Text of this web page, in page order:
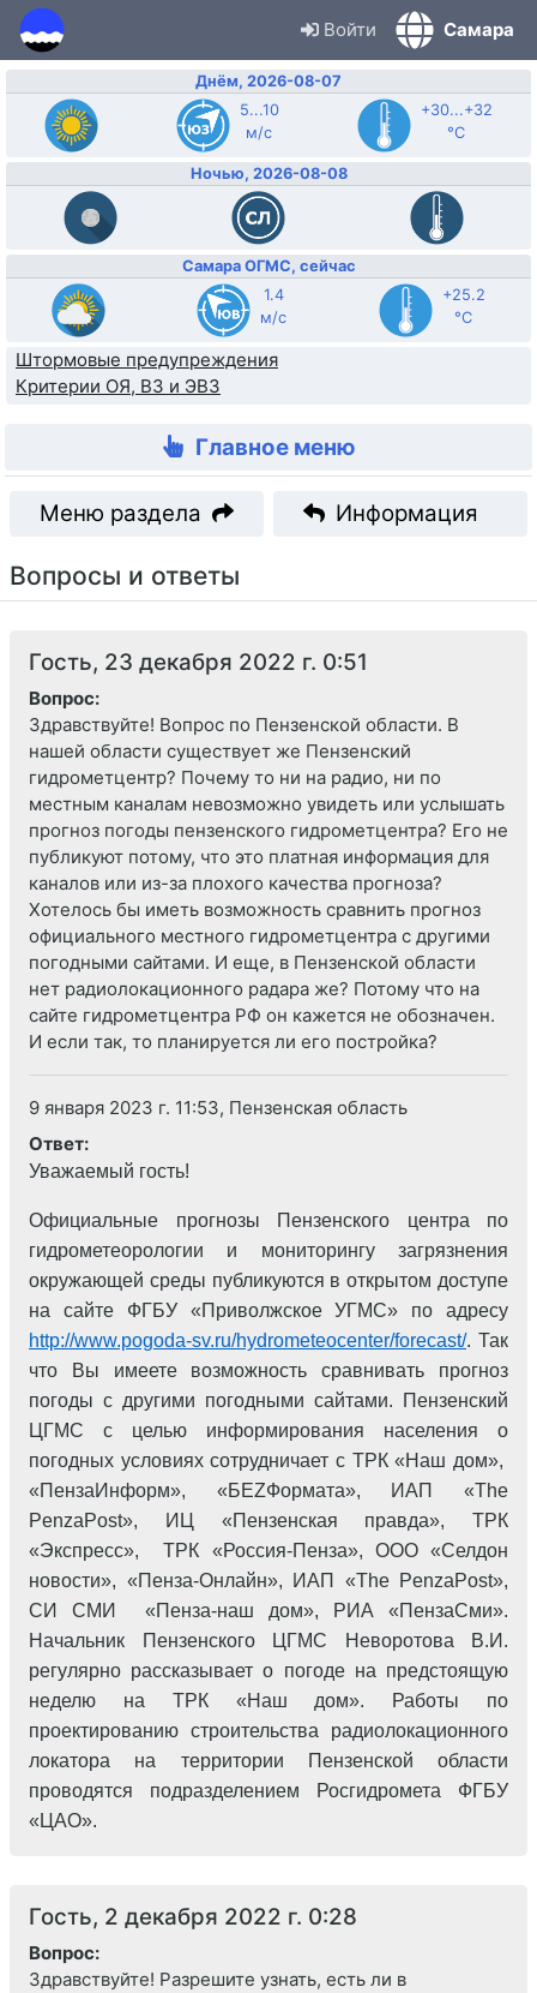
Войти Самара
Днём, 2026-08-07
5...10
м/с
+30...+32
°C
Ночью, 2026-08-08
Самара ОГМС, сейчас
1.4
м/с
+25.2
°C
Штормовые предупреждения
Критерии ОЯ, ВЗ и ЭВЗ
Главное меню
Меню раздела Информация
Вопросы и ответы
Гость, 23 декабря 2022 г. 0:51
Вопрос:
Здравствуйте! Вопрос по Пензенской области. В
нашей области существует же Пензенский
гидрометцентр? Почему то ни на радио, ни по
местным каналам невозможно увидеть или услышать
прогноз погоды пензенского гидрометцентра? Его не
публикуют потому, что это платная информация для
каналов или из-за плохого качества прогноза?
Хотелось бы иметь возможность сравнить прогноз
официального местного гидрометцентра с другими
погодными сайтами. И еще, в Пензенской области
нет радиолокационного радара же? Потому что на
сайте гидрометцентра РФ он кажется не обозначен.
И если так, то планируется ли его постройка?
9 января 2023 г. 11:53, Пензенская область
Ответ:
Уважаемый гость!
Официальные прогнозы Пензенского центра по
гидрометеорологии и мониторингу загрязнения
окружающей среды публикуются в открытом доступе
на сайте ФГБУ «Приволжское УГМС» по адресу
http://www.pogoda-sv.ru/hydrometeocenter/forecast/. Так
что Вы имеете возможность сравнивать прогноз
погоды с другими погодными сайтами. Пензенский
ЦГМС с целью информирования населения о
погодных условиях сотрудничает с ТРК «Наш дом»,
«ПензаИнформ», «БEZФормата», ИАП «The
PenzaPost», ИЦ «Пензенская правда», ТРК
«Экспресс», ТРК «Россия-Пенза», ООО «Селдон
новости», «Пенза-Онлайн», ИАП «The PenzaPost»,
СИ СМИ «Пенза-наш дом», РИА «ПензаСми».
Начальник Пензенского ЦГМС Неворотова В.И.
регулярно рассказывает о погоде на предстоящую
неделю на ТРК «Наш дом». Работы по
проектированию строительства радиолокационного
локатора на территории Пензенской области
проводятся подразделением Росгидромета ФГБУ
«ЦАО».
Гость, 2 декабря 2022 г. 0:28
Вопрос:
Здравствуйте! Разрешите узнать, есть ли в